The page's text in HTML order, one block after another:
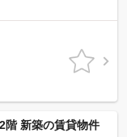
階 新築の賃貸物件